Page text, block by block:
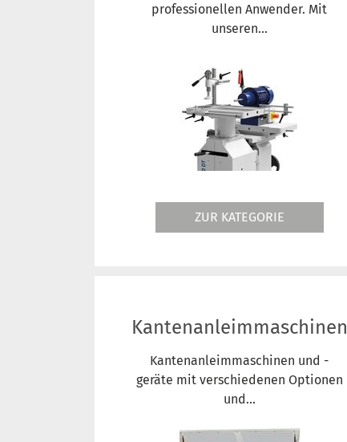
professionellen Anwender. Mit
unseren...
ZUR KATEGORIE
Kantenanleimmaschinen
Kantenanleimmaschinen und -
geräte mit verschiedenen Optionen
und...